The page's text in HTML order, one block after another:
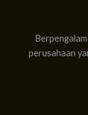
perusahaan